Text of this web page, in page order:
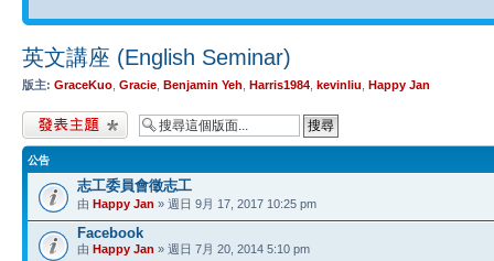
英文講座 (English Seminar)
版主: GraceKuo Gracie Benjamin Yeh Harris1984 kevinliu Happy Jan
發表新主題
公告
志工委員會徵志工
由 Happy Jan » 週日 9月 17, 2017 10:25 pm
Facebook
由 Happy Jan » 週日 7月 20, 2014 5:10 pm